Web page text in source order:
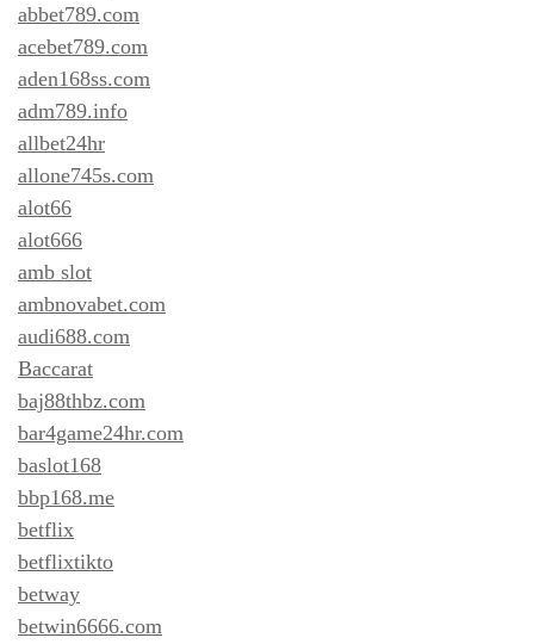
abbet789.com
acebet789.com
aden168ss.com
adm789.info
allbet24hr
allone745s.com
alot66
alot666
amb slot
ambnovabet.com
audi688.com
Baccarat
baj88thbz.com
bar4game24hr.com
baslot168
bbp168.me
betflix
betflixtikto
betway
betwin6666.com